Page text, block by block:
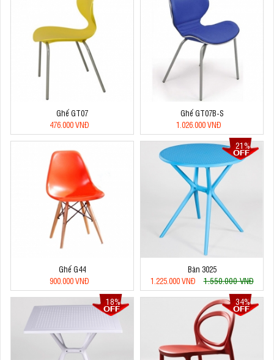
Ghế GT07
476.000 VNĐ
Ghế GT07B-S
1.026.000 VNĐ
Ghế G44
900.000 VNĐ
21%
Bàn 3025
1.225.000 VNĐ
1.550.000 VNĐ
18%
34%